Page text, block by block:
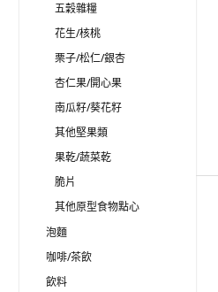
五穀雜糧
花生/核桃
栗子/松仁/銀杏
杏仁果/開心果
南瓜籽/葵花籽
其他堅果類
果乾/蔬菜乾
脆片
其他原型食物點心
泡麵
咖啡/茶飲
飲料